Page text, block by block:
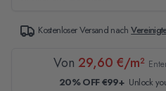
Kostenloser Versand nach
Von 29,60 €/m²
20% OFF €99+ Unlock